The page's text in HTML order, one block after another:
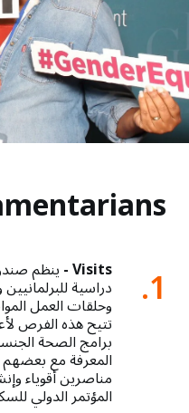
1.
Visits - ينظم
دراسية
وحلقات العمل
تتيح هذه الفرص
برامج الصحة
المعرفة مع بعضهم
مناصرين أقوياء
المؤتمر الدولي